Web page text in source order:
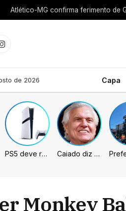
Atlético-MG confirma ferimento de
Instagram
de 2026 Capa
PS5 deve receber melhorias no PSSR com nova atualização de sistema Caiado diz que “governa” com emendas e julga facções terroristas
Monkey